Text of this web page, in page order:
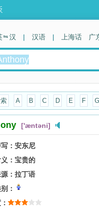
汉 | 汉语 | 上海话 广
A B C D E F G
['æntəni]
： 安东尼
： 宝贵的
： 拉丁语
：